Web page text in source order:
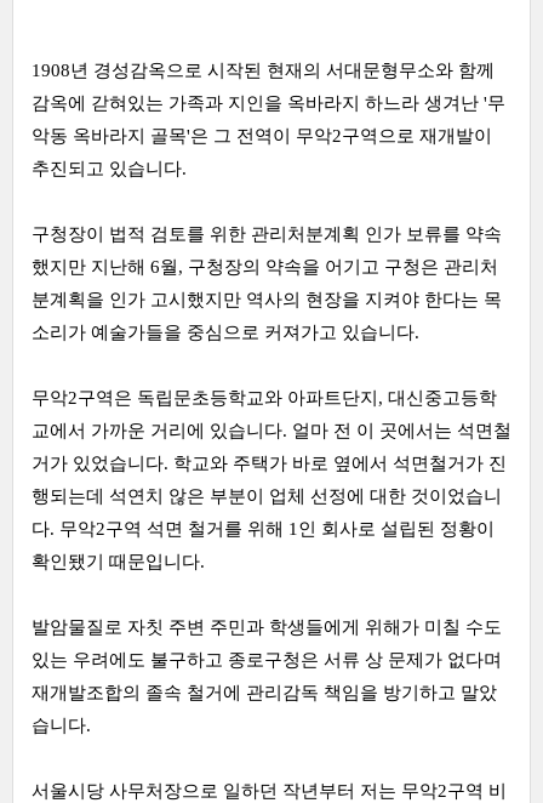
1908년 경성감옥으로 시작된 현재의 서대문형무소와 함께
감옥에 갇혀있는 가족과 지인을 옥바라지 하느라 생겨난 '무
악동 옥바라지 골목'은 그 전역이 무악2구역으로 재개발이
추진되고 있습니다.
구청장이 법적 검토를 위한 관리처분계획 인가 보류를 약속
했지만 지난해 6월, 구청장의 약속을 어기고 구청은 관리처
분계획을 인가 고시했지만 역사의 현장을 지켜야 한다는 목
소리가 예술가들을 중심으로 커져가고 있습니다.
무악2구역은 독립문초등학교와 아파트단지, 대신중고등학
교에서 가까운 거리에 있습니다. 얼마 전 이 곳에서는 석면철
거가 있었습니다. 학교와 주택가 바로 옆에서 석면철거가 진
행되는데 석연치 않은 부분이 업체 선정에 대한 것이었습니
다. 무악2구역 석면 철거를 위해 1인 회사로 설립된 정황이
확인됐기 때문입니다.
발암물질로 자칫 주변 주민과 학생들에게 위해가 미칠 수도
있는 우려에도 불구하고 종로구청은 서류 상 문제가 없다며
재개발조합의 졸속 철거에 관리감독 책임을 방기하고 말았
습니다.
서울시당 사무처장으로 일하던 작년부터 저는 무악2구역 비